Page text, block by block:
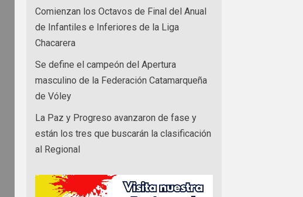
Comienzan los Octavos de Final del Anual
de Infantiles e Inferiores de la Liga
Chacarera
Se define el campeón del Apertura
masculino de la Federación Catamarqueña
de Vóley
La Paz y Progreso avanzaron de fase y
están los tres que buscarán la clasificación
al Regional